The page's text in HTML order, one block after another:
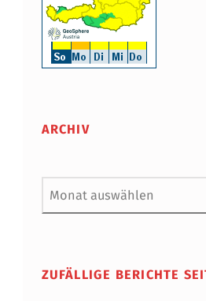
ARCHIV
Archiv
ZUFÄLLIGE BERICHTE